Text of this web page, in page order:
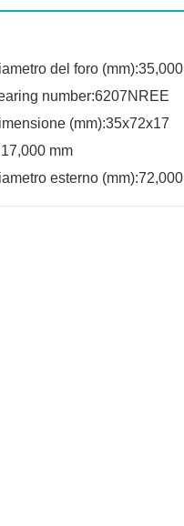
del foro (mm):35,000
number:6207NREE
(mm):35x72x17
mm
esterno (mm):72,000